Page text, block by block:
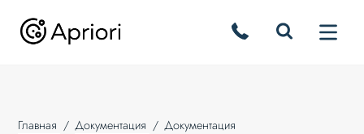
Главная Документация Документация